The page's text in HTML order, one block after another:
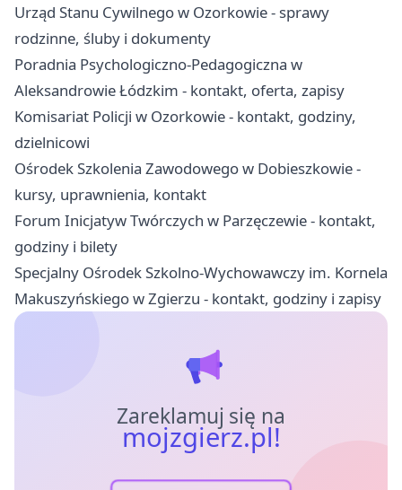
Urząd Stanu Cywilnego w Ozorkowie - sprawy
rodzinne, śluby i dokumenty
Poradnia Psychologiczno-Pedagogiczna w
Aleksandrowie Łódzkim - kontakt, oferta, zapisy
Komisariat Policji w Ozorkowie - kontakt, godziny,
dzielnicowi
Ośrodek Szkolenia Zawodowego w Dobieszkowie -
kursy, uprawnienia, kontakt
Forum Inicjatyw Twórczych w Parzęczewie - kontakt,
godziny i bilety
Specjalny Ośrodek Szkolno-Wychowawczy im. Kornela
Makuszyńskiego w Zgierzu - kontakt, godziny i zapisy
Zareklamuj się na
mojzgierz.pl!